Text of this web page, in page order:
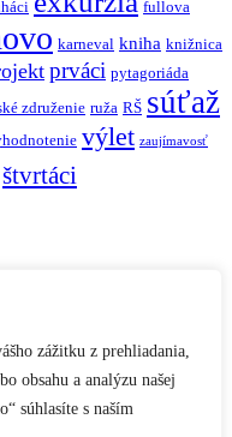
zážitku z prehliadania,
obsahu a analýzu našej
súhlasíte s naším
fullova
karneval kniha knižnica
prváci pytagoriáda
združenie ruža RŠ súťaž
výlet zaujímavosť
štvrtáci